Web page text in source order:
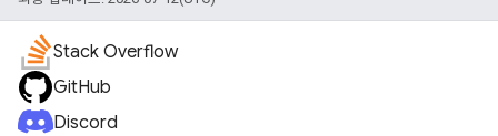
Stack Overflow
GitHub
Discord